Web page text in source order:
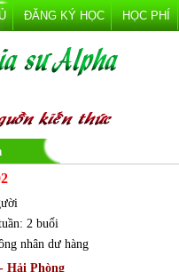
ĐĂNG KÝ HỌC HỌC PHÍ
2 buổi
nhân dư hàng
Hải Phòng